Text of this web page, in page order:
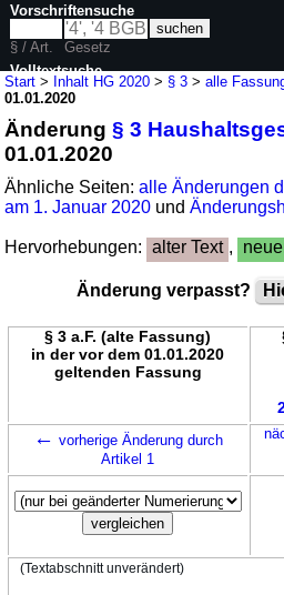
Start > Inhalt HG 2020 > § 3 >alle
01.01.2020
Änderung§ 3
01.01.2020
Ähnliche Seiten:alle Änderungen
am 1. Januar 2020 und
Hervorhebungen: alter Text ,
Änderung verpasst?
§ 3 a.F. (alte Fassung)
in der vor dem 01.01.2020
geltenden Fassung
← vorherige Änderung durch
Artikel 1
(Textabschnitt unverändert)
Vorschriftensuche
§ / Art.
Gesetz
Volltextsuche